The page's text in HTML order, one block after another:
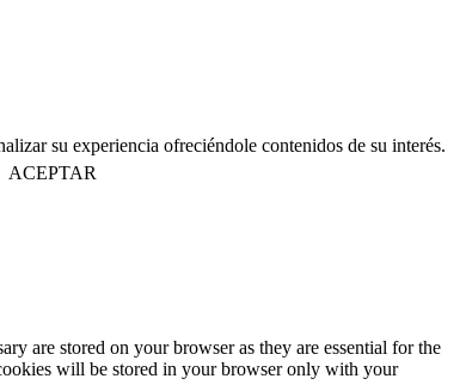
su experiencia ofreciéndole contenidos de su interés.
ACEPTAR
are stored on your browser as they are essential for the
will be stored in your browser only with your